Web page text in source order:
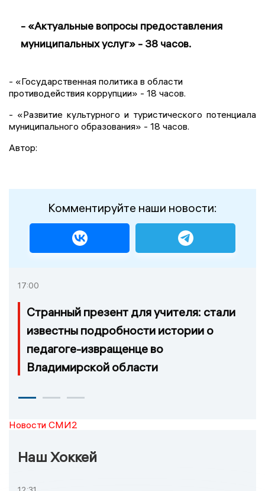
- «Актуальные вопросы предоставления
муниципальных услуг» - 38 часов.
- «Государственная политика в области
противодействия коррупции» - 18 часов.
- «Развитие культурного и туристического потенциала
муниципального образования» - 18 часов.
Автор:
Комментируйте наши новости:
17:00
Странный презент для учителя: стали
известны подробности истории о
педагоге-извращенце во
Владимирской области
Новости СМИ2
Наш Хоккей